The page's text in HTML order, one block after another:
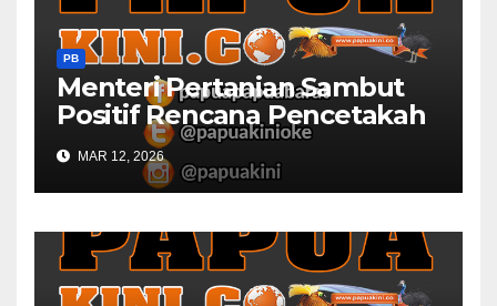
PB
Menteri Pertanian Sambut
Positif Rencana Pencetakah
Sawah dan Ladang di Papua
Barat
MAR 12, 2026